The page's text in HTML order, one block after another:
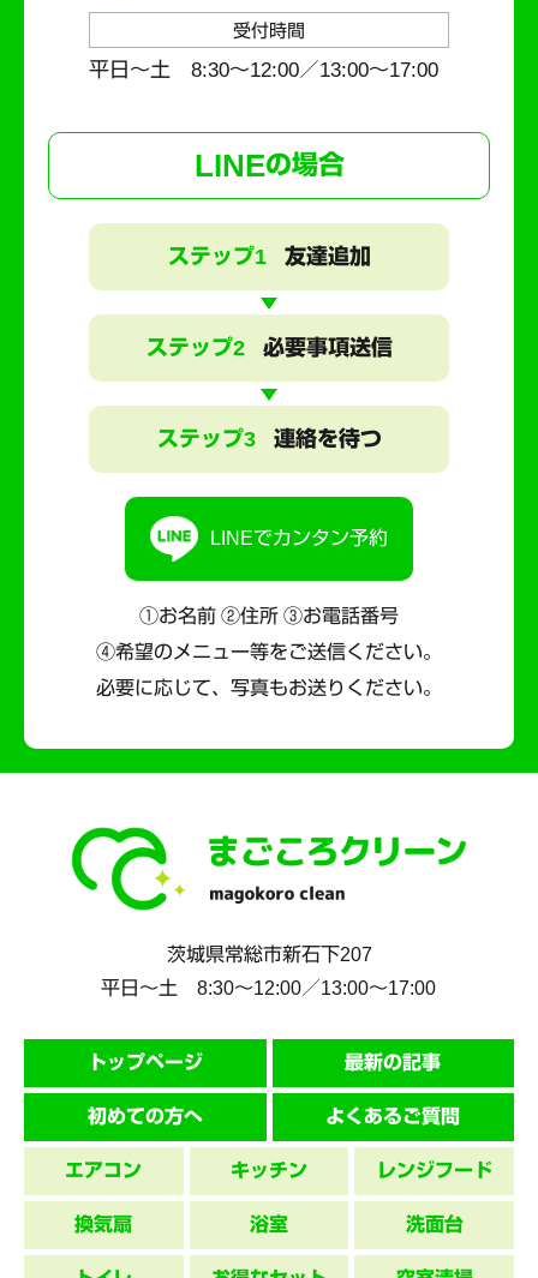
受付時間
平日～土 8:30〜12:00／13:00〜17:00
LINEの場合
ステップ1 友達追加
ステップ2 必要事項送信
ステップ3 連絡を待つ
LINEでカンタン予約
①お名前 ②住所 ③お電話番号
④希望のメニュー等をご送信ください。
必要に応じて、写真もお送りください。
茨城県常総市新石下207
平日～土 8:30〜12:00／13:00〜17:00
トップページ 最新の記事
初めての方へ よくあるご質問
エアコン キッチン レンジフード
換気扇 浴室 洗面台